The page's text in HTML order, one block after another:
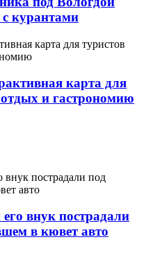
курантами
карта для
и гастрономию
внук пострадали
в кювет авто